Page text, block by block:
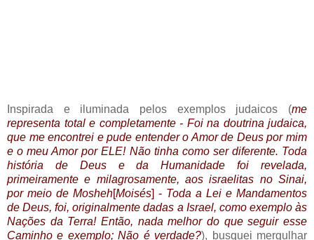
Inspirada e iluminada pelos exemplos judaicos (me
representa total e completamente - Foi na doutrina judaica,
que me encontrei e pude entender o Amor de Deus por mim
e o meu Amor por ELE! Não tinha como ser diferente. Toda
história de Deus e da Humanidade foi revelada,
primeiramente e milagrosamente, aos israelitas no Sinai,
por meio de Mosheh[Moisés] - Toda a Lei e Mandamentos
de Deus, foi, originalmente dadas a Israel, como exemplo às
Nações da Terra! Então, nada melhor do que seguir esse
Caminho e exemplo; Não é verdade?), busquei mergulhar